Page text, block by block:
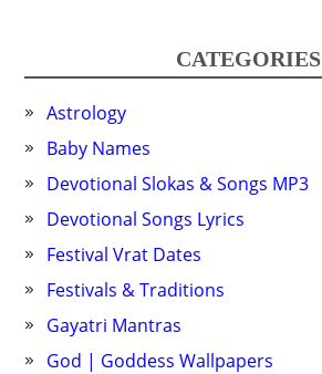
CATEGORIES
Astrology
Baby Names
Devotional Slokas & Songs MP3
Devotional Songs Lyrics
Festival Vrat Dates
Festivals & Traditions
Gayatri Mantras
God | Goddess Wallpapers